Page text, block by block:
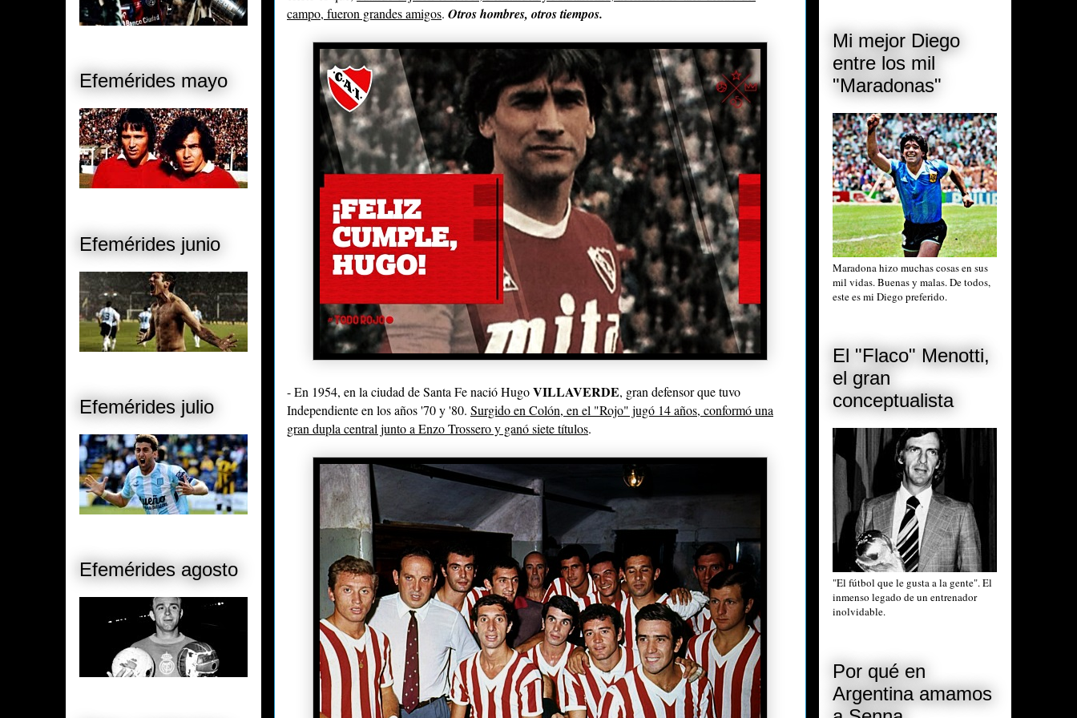
campo, fueron grandes amigos. Otros hombres, otros tiempos.
- En 1954, en la ciudad de Santa Fe nació HugoVILLAVERDE, gran defensor que tuvo
Independiente en los años '70 y '80. Surgido en Colón, en el "Rojo" jugó 14 años, conformó una
gran dupla central junto a Enzo Trossero y ganó siete títulos.
Efemérides mayo
Efemérides junio
Efemérides julio
Efemérides agosto
Mi mejor Diego
entre los mil
"Maradonas"
Maradona hizo muchas cosas en sus
mil vidas. Buenas y malas. De todos,
este es mi Diego preferido.
El "Flaco" Menotti,
el gran
conceptualista
"El fútbol que le gusta a la gente". El
inmenso legado de un entrenador
inolvidable.
Por qué en
Argentina amamos